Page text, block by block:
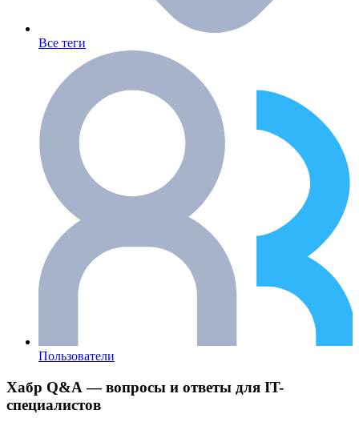
Все теги
Пользователи
Хабр Q&A — вопросы и ответы для IT-
специалистов